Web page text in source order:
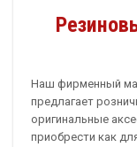
Наш фирменный
предлагает
оригинальные
приобрести как